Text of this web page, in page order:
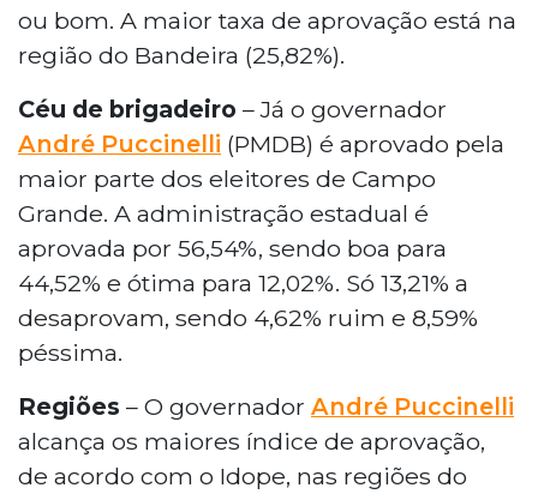
ou bom. A maior taxa de aprovação está na
região do Bandeira (25,82%).
Céu de brigadeiro – Já o governador
André Puccinelli (PMDB) é aprovado pela
maior parte dos eleitores de Campo
Grande. A administração estadual é
aprovada por 56,54%, sendo boa para
44,52% e ótima para 12,02%. Só 13,21% a
desaprovam, sendo 4,62% ruim e 8,59%
péssima.
Regiões – O governador André Puccinelli
alcança os maiores índice de aprovação,
de acordo com o Idope, nas regiões do